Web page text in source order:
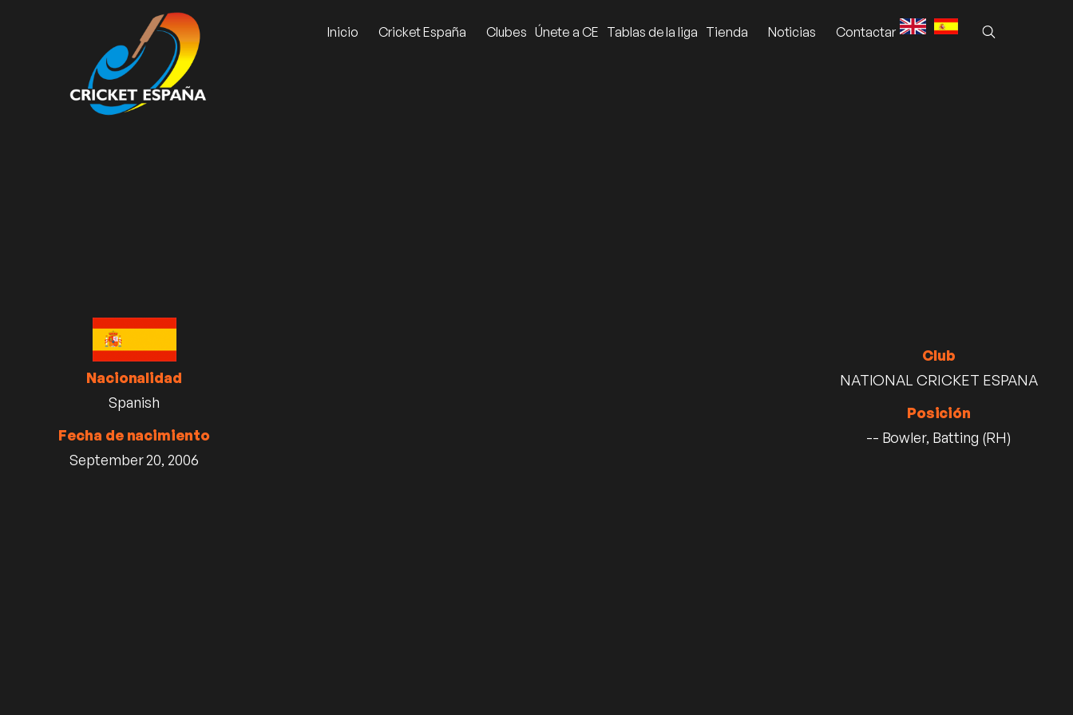
Inicio Cricket España Clubes Únete a CE Tablas de la liga Tienda Noticias Contactar
Nacionalidad
Spanish
Fecha de nacimiento
September 20, 2006
Club
NATIONAL CRICKET ESPANA
Posición
-- Bowler, Batting (RH)